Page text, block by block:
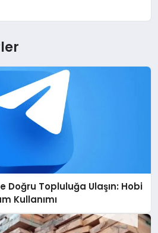
Doğru Topluluğa Ulaşın: Hobi
Kullanımı